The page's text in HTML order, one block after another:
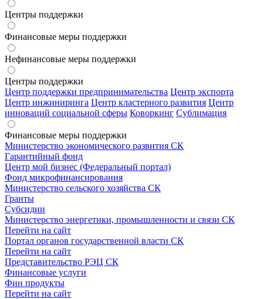
Центры поддержки
Финансовые меры поддержки
Нефинансовые меры поддержки
Центры поддержки
Центр поддержки предпринимательства Центр экспорта
Центр инжиниринга Центр кластерного развития Центр
инноваций социальной сферы Коворкинг Сублимация
Финансовые меры поддержки
Министерство экономического развития СК
Гарантийный фонд
Центр мой бизнес (Федеральный портал)
Фонд микрофинансирования
Министерство сельского хозяйства СК
Гранты
Субсидии
Министерство энергетики, промышленности и связи СК
Перейти на сайт
Портал органов государственной власти СК
Перейти на сайт
Представительство РЭЦ СК
Финансовые услуги
Фин продукты
Перейти на сайт